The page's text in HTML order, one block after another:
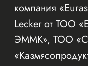
компания
Lecker от ТОО
ЭММК», ТОО